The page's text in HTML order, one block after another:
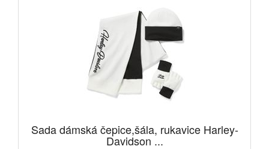
Sada dámská čepice,šála, rukavice Harley-
Davidson ...